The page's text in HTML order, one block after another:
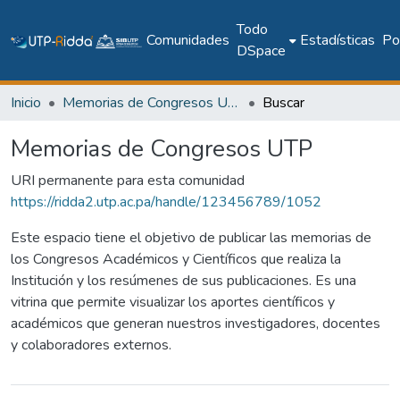
Comunidades
Todo
DSpace
Estadísticas
Inicio Memorias de Congresos UTP Buscar
Memorias de Congresos UTP
URI permanente para esta comunidad
https://ridda2.utp.ac.pa/handle/123456789/1052
Este espacio tiene el objetivo de publicar las memorias de
los Congresos Académicos y Científicos que realiza la
Institución y los resúmenes de sus publicaciones. Es una
vitrina que permite visualizar los aportes científicos y
académicos que generan nuestros investigadores, docentes
y colaboradores externos.